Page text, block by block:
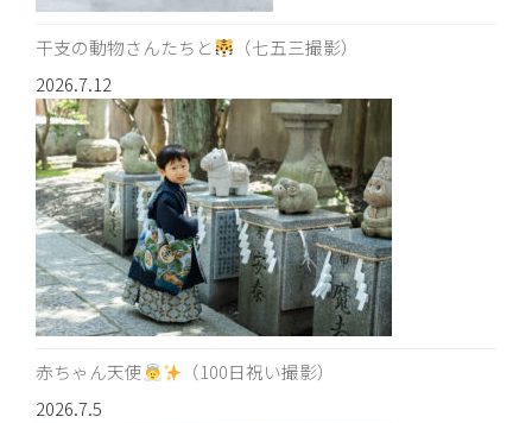
干支の動物さんたちと
（七五三撮影）
2026.7.12
赤ちゃん天使
（100日祝い撮影）
2026.7.5